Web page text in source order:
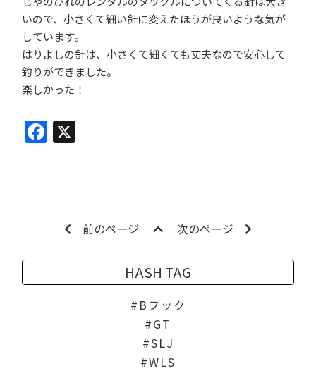
いので、小さくて細い針に変えたほうが良いような気が
しています。
はりよしの針は、小さくて細くても丈夫なので安心して
釣りができました。
楽しかった！
Facebook
前のページ 次のページ
HASH TAG
Bフック
GT
SLJ
WLS